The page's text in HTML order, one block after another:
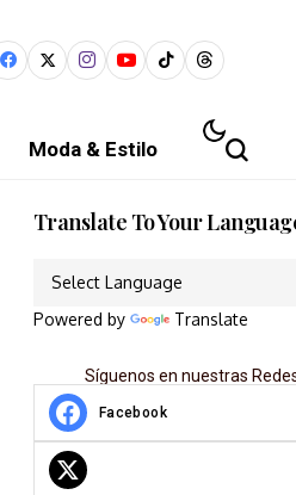
Moda & Estilo
Translate To Your
Powered by Translate
Síguenos en nuestras
Facebook